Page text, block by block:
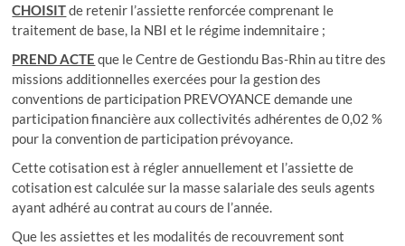
CHOISITde retenir l’assiette renforcée comprenant le
traitement de base, la NBI et le régime indemnitaire ;
PREND ACTE que le Centre de Gestiondu Bas-Rhin au titre des
missions additionnelles exercées pour la gestion des
conventions de participation PREVOYANCE demande une
participation financière aux collectivités adhérentes de 0,02 %
pour la convention de participation prévoyance.
Cette cotisation est à régler annuellement et l’assiette de
cotisation est calculée sur la masse salariale des seuls agents
ayant adhéré au contrat au cours de l’année.
Que les assiettes et les modalités de recouvrement sont